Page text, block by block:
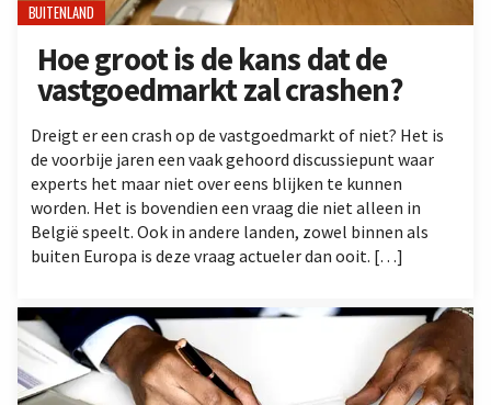
BUITENLAND
Hoe groot is de kans dat de
vastgoedmarkt zal crashen?
Dreigt er een crash op de vastgoedmarkt of niet? Het is
de voorbije jaren een vaak gehoord discussiepunt waar
experts het maar niet over eens blijken te kunnen
worden. Het is bovendien een vraag die niet alleen in
België speelt. Ook in andere landen, zowel binnen als
buiten Europa is deze vraag actueler dan ooit. […]